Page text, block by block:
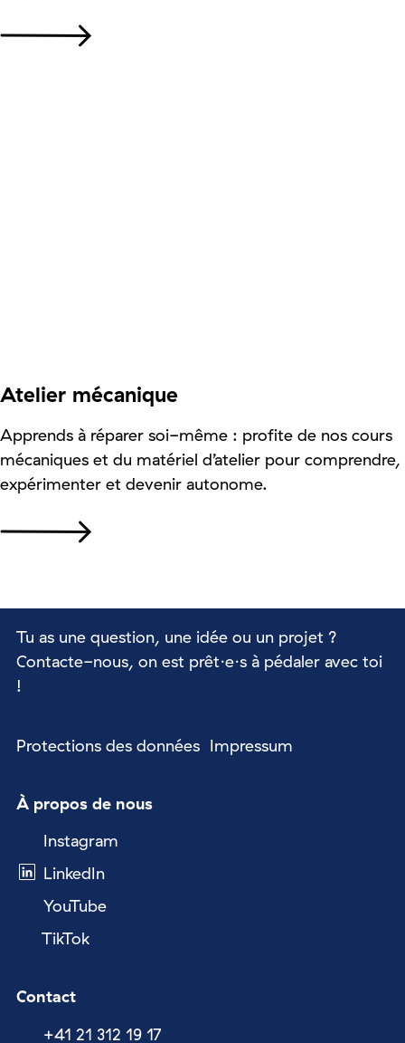
Atelier mécanique
Apprends à réparer soi-même : profite de nos cours
mécaniques et du matériel d’atelier pour comprendre,
expérimenter et devenir autonome.
Tu as une question, une idée ou un projet ?
Contacte-nous, on est prêt·e·s à pédaler avec toi
!
Protections des données Impressum
À propos de nous
Instagram
LinkedIn
YouTube
TikTok
Contact
+41 21 312 19 17